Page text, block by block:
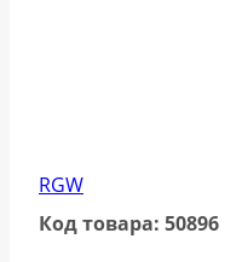
RGW
Код товара: 50896